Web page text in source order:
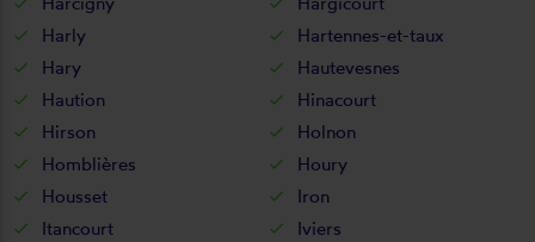
Harly
Hartennes-et-taux
Hary
Hautevesnes
Haution
Hinacourt
Hirson
Holnon
Homblières
Houry
Housset
Iron
Itancourt
Iviers